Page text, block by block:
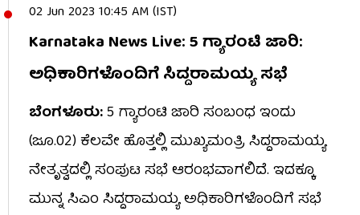
02 Jun 2023 10:45 AM (IST)
Karnataka News Live: 5 ಗ್ಯಾರಂಟಿ ಜಾರಿ:
ಅಧಿಕಾರಿಗಳೊಂದಿಗೆ ಸಿದ್ದರಾಮಯ್ಯ ಸಭೆ
ಬೆಂಗಳೂರು:5 ಗ್ಯಾರಂಟಿ ಜಾರಿ ಸಂಬಂಧ ಇಂದು
(ಜೂ.02) ಕೆಲವೇ ಹೊತ್ತಲ್ಲಿ ಮುಖ್ಯಮಂತ್ರಿ ಸಿದ್ದರಾಮಯ್ಯ
ನೇತೃತ್ವದಲ್ಲಿ ಸಂಪುಟ ಸಭೆ ಆರಂಭವಾಗಲಿದೆ. ಇದಕ್ಕೂ
ಮುನ್ನ ಸಿಎಂ ಸಿದ್ದರಾಮಯ್ಯ ಅಧಿಕಾರಿಗಳೊಂದಿಗೆ ಸಭೆ